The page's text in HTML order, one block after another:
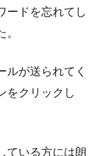
ードを忘れてし
ルが送られてく
をクリックし
ている方には朗